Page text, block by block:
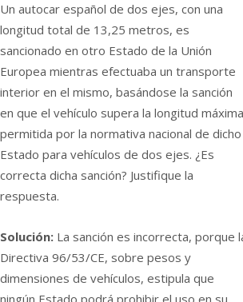
Un autocar español de dos ejes, con una
longitud total de 13,25 metros, es
sancionado en otro Estado de la Unión
Europea mientras efectuaba un transporte
interior en el mismo, basándose la sanción
en que el vehí­culo supera la longitud máxima
permitida por la normativa nacional de dicho
Estado para vehí­culos de dos ejes. ¿Es
correcta dicha sanción? Justifique la
respuesta.
Solución: La sanción es incorrecta, porque
Directiva 96/53/CE, sobre pesos y
dimensiones de vehí­culos, estipula que
ningún Estado podrá prohibir el uso en su